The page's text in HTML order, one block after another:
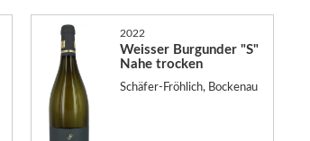
2022
Weisser Burgunder "S"
Nahe trocken
Schäfer-Fröhlich, Bockenau